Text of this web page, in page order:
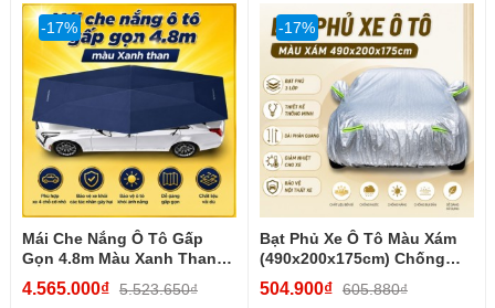
Mái Che Nắng Ô Tô Gấp
Gọn 4.8m Màu Xanh Than
Chống Nóng, Bảo Vệ...
4.565.000₫ 5.523.650₫
-17%
Bạt Phủ Xe Ô Tô Màu Xám
(490x200x175cm) Chống
Nắng, Chống Nước, 3 Lớp...
504.900₫ 605.880₫
-17%